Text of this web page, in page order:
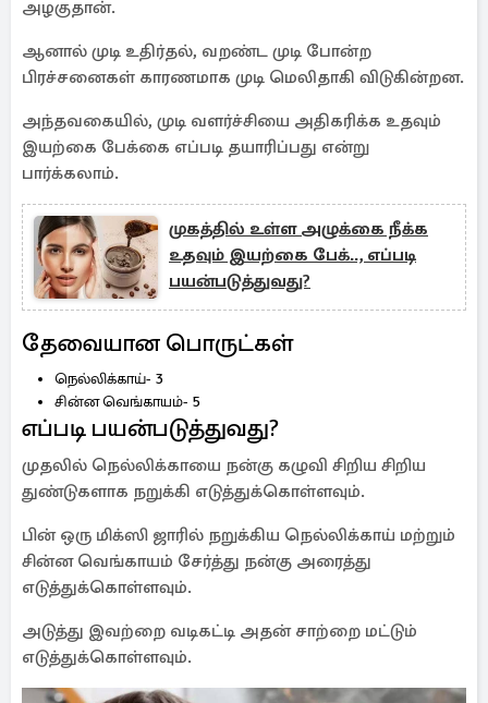
அழகுதான்.
ஆனால் முடி உதிர்தல், வறண்ட முடி போன்ற
பிரச்சனைகள் காரணமாக முடி மெலிதாகி விடுகின்றன.
அந்தவகையில், முடி வளர்ச்சியை அதிகரிக்க உதவும்
இயற்கை பேக்கை எப்படி தயாரிப்பது என்று
பார்க்கலாம்.
முகத்தில் உள்ள அழுக்கை நீக்க
உதவும் இயற்கை பேக்.., எப்படி
பயன்படுத்துவது?
தேவையான பொருட்கள்
நெல்லிக்காய்- 3
சின்ன வெங்காயம்- 5
எப்படி பயன்படுத்துவது?
முதலில் நெல்லிக்காயை நன்கு கழுவி சிறிய சிறிய
துண்டுகளாக நறுக்கி எடுத்துக்கொள்ளவும்.
பின் ஒரு மிக்ஸி ஜாரில் நறுக்கிய நெல்லிக்காய் மற்றும்
சின்ன வெங்காயம் சேர்த்து நன்கு அரைத்து
எடுத்துக்கொள்ளவும்.
அடுத்து இவற்றை வடிகட்டி அதன் சாற்றை மட்டும்
எடுத்துக்கொள்ளவும்.